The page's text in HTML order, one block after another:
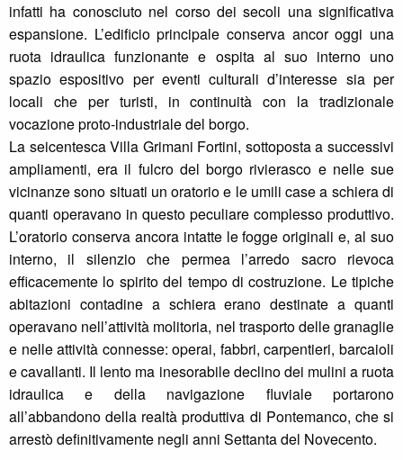
infatti ha conosciuto nel corso dei secoli una significativa
espansione. L’edificio principale conserva ancor oggi una
ruota idraulica funzionante e ospita al suo interno uno
spazio espositivo per eventi culturali d’interesse sia per
locali che per turisti, in continuità con la tradizionale
vocazione proto-industriale del borgo.
La seicentesca Villa Grimani Fortini, sottoposta a successivi
ampliamenti, era il fulcro del borgo rivierasco e nelle sue
vicinanze sono situati un oratorio e le umili case a schiera di
quanti operavano in questo peculiare complesso produttivo.
L’oratorio conserva ancora intatte le fogge originali e, al suo
interno, il silenzio che permea l’arredo sacro rievoca
efficacemente lo spirito del tempo di costruzione. Le tipiche
abitazioni contadine a schiera erano destinate a quanti
operavano nell’attività molitoria, nel trasporto delle granaglie
e nelle attività connesse: operai, fabbri, carpentieri, barcaioli
e cavallanti. Il lento ma inesorabile declino dei mulini a ruota
idraulica e della navigazione fluviale portarono
all’abbandono della realtà produttiva di Pontemanco, che si
arrestò definitivamente negli anni Settanta del Novecento.